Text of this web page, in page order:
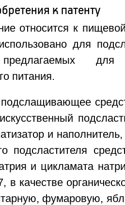
к патенту
относится к
для
предлагаемых
питания.
и
подсластителя
и цикламата
в качестве
фумаровую,